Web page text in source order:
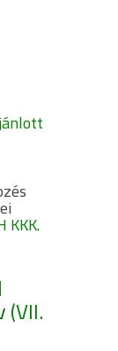
KKK.
(VII.